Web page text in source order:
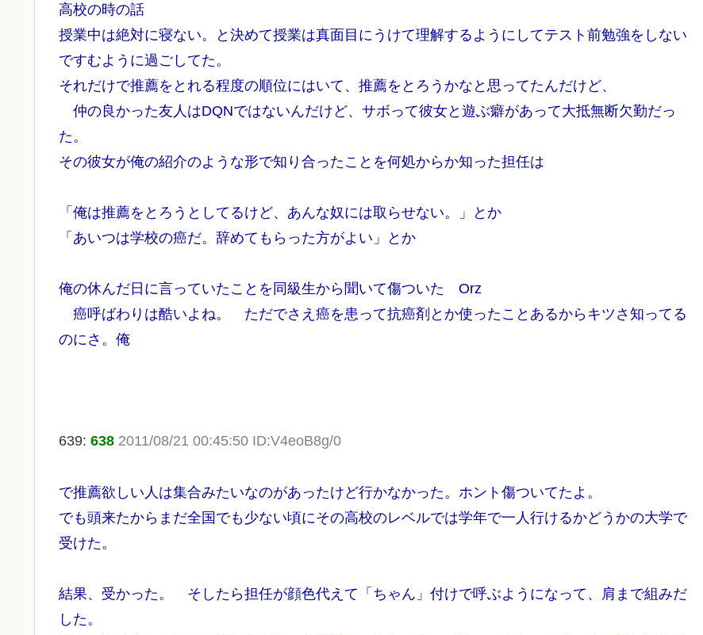
高校の時の話
授業中は絶対に寝ない。と決めて授業は真面目にうけて理解するようにしてテスト前勉強をしない
ですむように過ごしてた。
それだけで推薦をとれる程度の順位にはいて、推薦をとろうかなと思ってたんだけど、
仲の良かった友人はDQNではないんだけど、サボって彼女と遊ぶ癖があって大抵無断欠勤だっ
た。
その彼女が俺の紹介のような形で知り合ったことを何処からか知った担任は
「俺は推薦をとろうとしてるけど、あんな奴には取らせない。」とか
「あいつは学校の癌だ。辞めてもらった方がよい」とか
俺の休んだ日に言っていたことを同級生から聞いて傷ついた Orz
癌呼ばわりは酷いよね。 ただでさえ癌を患って抗癌剤とか使ったことあるからキツさ知ってる
のにさ。俺
639: 638 2011/08/21 00:45:50 ID:V4eoB8g/0
で推薦欲しい人は集合みたいなのがあったけど行かなかった。ホント傷ついてたよ。
でも頭来たからまだ全国でも少ない頃にその高校のレベルでは学年で一人行けるかどうかの大学で
受けた。
結果、受かった。 そしたら担任が顔色代えて「ちゃん」付けで呼ぶようになって、肩まで組みだ
した。